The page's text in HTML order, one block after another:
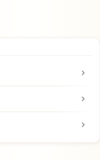
chevron_right
chevron_right
chevron_right